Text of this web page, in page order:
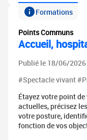
Formations
Points Communs
Accueil,
Publié le 18/06/2026
#Spectacle vivant
Étayez votre point
actuelles, précisez
votre posture,
fonction de vos